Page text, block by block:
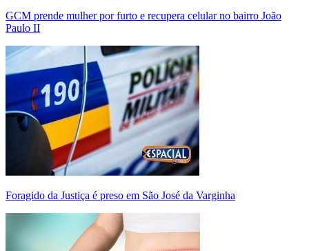
GCM prende mulher por furto e recupera celular no bairro João
Paulo II
Foragido da Justiça é preso em São José da Varginha